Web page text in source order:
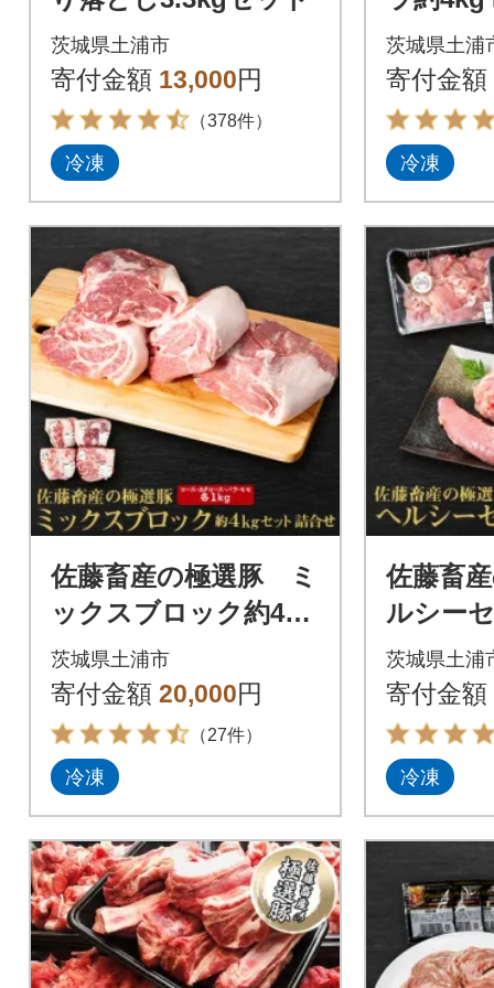
茨城県土浦市
寄付金額 13,000円
（378件）
冷凍
茨城県土浦
寄付金額
冷凍
佐藤畜産の極選豚 ミ
ックスブロック約4kg
セット
茨城県土浦市
寄付金額 20,000円
（27件）
冷凍
佐藤畜
ルシー
茨城県土浦
寄付金額
冷凍